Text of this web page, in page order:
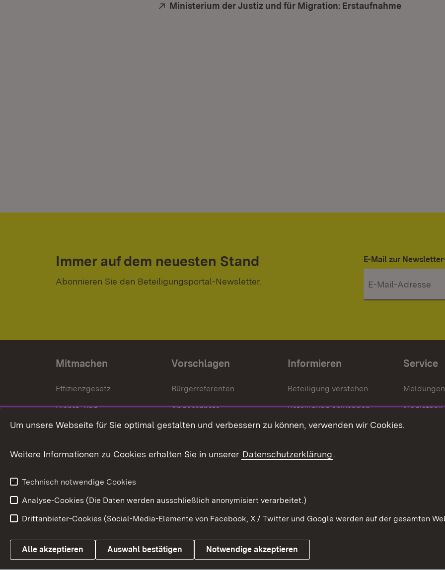
Extern:
Ministerium der Justiz und für Migration: Erstaufnahme
Immer auf dem neuesten Stand
Abonnieren Sie den Beteiligungsportal-Newsletter.
E-Mail zur
Mitmachen
Effizienzgesetz
Dienst- und
Versorgungsbezüge
Weitere
Vorschlagen
Bürgerreferenten
Abgeordnete
Bürgerbeauftragte
Informieren
Beteiligung verstehen
Beteiligung anwenden
Beteiligung stärken
Service
Meldungen
Mediathek
Link zum Landesportal
Impressum Kontakt
Um unsere Webseite für Sie optimal gestalten und verbessern zu können, verwenden wir Cookies.
Weitere Informationen zu Cookies erhalten Sie in unserer Datenschutzerklärung.
Technisch notwendige Cookies
Analyse-Cookies (Die Daten werden ausschließlich anonymisiert verarbeitet.)
Drittanbieter-Cookies (Social-Media-Elemente von Facebook, X / Twitter und Google werden auf der gesamten
Alle akzeptieren Auswahl bestätigen Notwendige akzeptieren